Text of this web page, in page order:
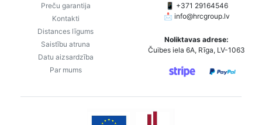
Preču garantija
Kontakti
Distances līgums
Saistību atruna
Datu aizsardzība
Par mums
📱 +371 29164546
📩 info@hrcgroup.lv
Noliktavas adrese:
Čuibes iela 6A, Rīga, LV-1063